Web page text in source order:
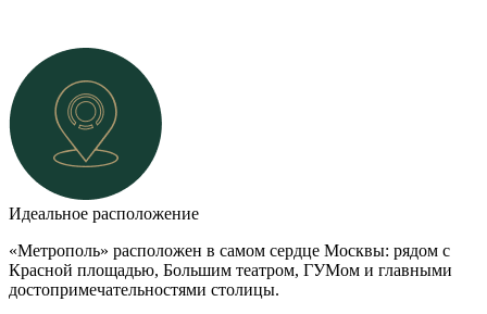
Идеальное расположение
«Метрополь» расположен в самом сердце Москвы: рядом с
Красной площадью, Большим театром, ГУМом и главными
достопримечательностями столицы.